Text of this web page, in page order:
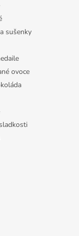
sušenky
ovoce